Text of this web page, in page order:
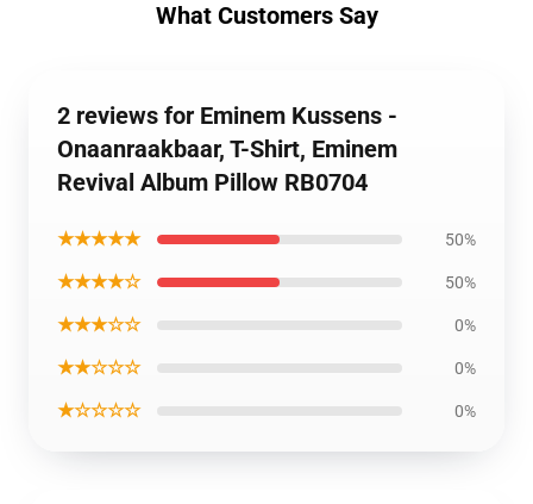
What Customers Say
2 reviews for Eminem Kussens -
Onaanraakbaar, T-Shirt, Eminem
Revival Album Pillow RB0704
★★★★★ 50%
★★★★☆ 50%
★★★☆☆ 0%
★★☆☆☆ 0%
★☆☆☆☆ 0%